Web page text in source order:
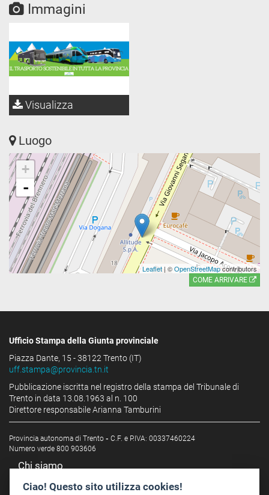
Immagini
Visualizza
Luogo
+
-
Leaflet | ©OpenStreetMapcontributors
COME ARRIVARE
Ufficio Stampa della Giunta provinciale
Piazza Dante, 15 - 38122 Trento (IT)
uff.stampa@provincia.tn.it
Pubblicazione iscritta nel registro della stampa del Tribunale di
Trento in data 13.08.1963 al n. 100
Direttore responsabile Arianna Tamburini
Provincia autonoma di Trento - C.F. e P.IVA: 00337460224
Numero verde 800 903606
Chi siamo
Redazione
Ciao! Questo sito utilizza cookies!